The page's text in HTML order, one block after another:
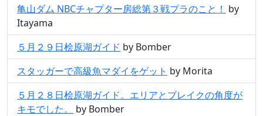
亀山ダム NBCチャプター房総第３戦プラのこと！ by
Itayama
５月２９日桧原湖ガイド by Bomber
スタッガーで高級魚マダイをゲット by Morita
５月２８日桧原湖ガイド。エリアとブレイクの角度が
キモでした。
by Bomber